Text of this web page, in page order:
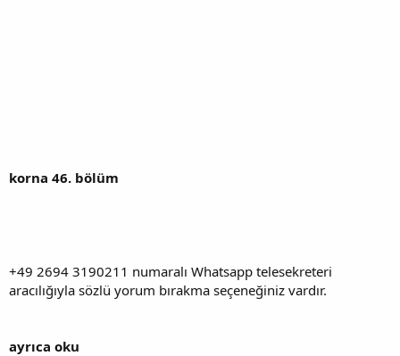
korna 46. bölüm
+49 2694 3190211 numaralı Whatsapp telesekreteri
aracılığıyla sözlü yorum bırakma seçeneğiniz vardır.
ayrıca oku